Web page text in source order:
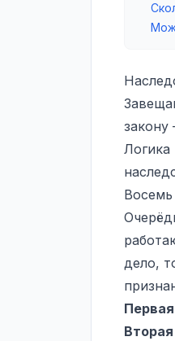
закону
Логика
дело,